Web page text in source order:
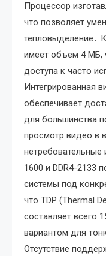
Процессор
что позволяет
тепловыделение․
имеет объем 4 МБ,
доступа к часто
Интегрированная
обеспечивает
для большинства
просмотр видео в
1600 и DDR4-2133
системы под
что TDP (Thermal
составляет всего
вариантом для
Отсутствие